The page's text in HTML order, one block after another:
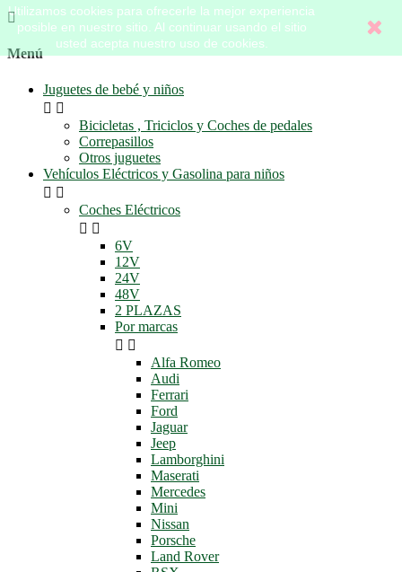
Utilizamos cookies para ofrecerle la mejor experiencia
posible en nuestro sitio. Al continuar usando el sitio
usted acepta nuestro uso de cookies.

Menú
Juguetes de bebé y niños
 
Bicicletas , Triciclos y Coches de pedales
Correpasillos
Otros juguetes
Vehículos Eléctricos y Gasolina para niños
 
Coches Eléctricos
 
6V
12V
24V
48V
2 PLAZAS
Por marcas
 
Alfa Romeo
Audi
Ferrari
Ford
Jaguar
Jeep
Lamborghini
Maserati
Mercedes
Mini
Nissan
Porsche
Land Rover